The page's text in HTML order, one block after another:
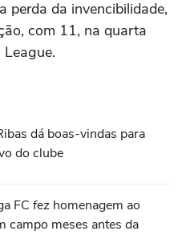
perda da invencibilidade,
com 11, na quarta
dá boas-vindas para
do clube
FC fez homenagem ao
campo meses antes da